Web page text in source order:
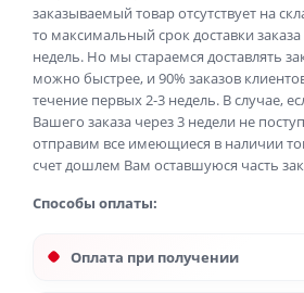
заказываемый товар отсутствует на
то максимальный срок доставки
недель. Но мы стараемся доставлять
можно быстрее, и 90% заказов
течение первых 2-3 недель. В случае,
Вашего заказа через 3 недели не
отправим все имеющиеся в наличии
счет дошлем Вам оставшуюся часть
Способы оплаты:
Оплата при получении